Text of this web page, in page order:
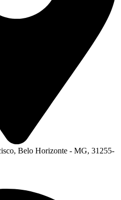
Belo Horizonte - MG, 31255-